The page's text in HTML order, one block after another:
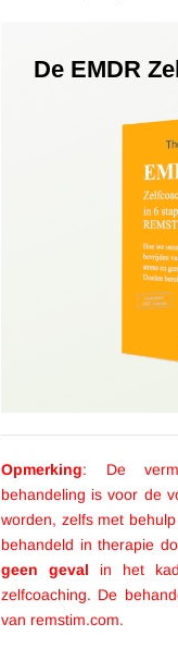
De EMDR
Opmerking: De
behandeling is voor de
worden, zelfs met
behandeld in therapie
geen geval in het
zelfcoaching. De
van remstim.com.